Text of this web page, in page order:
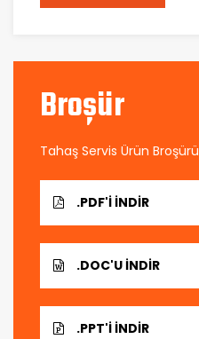
Broşür
Tahaş Servis Ürün Broşürü
.PDF'I İNDIR
.DOC'U İNDIR
.PPT'I İNDIR